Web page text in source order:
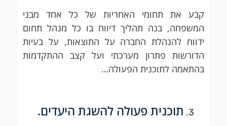
קבע את תחומי האחריות של כל אחד מבני
המשפחה, בנה תהליך דיווח בו כל מנהל תחום
ידווח להנהלת החברה על התוצאות, על בעיות
הדורשות פתרון מערכתי ועל קצב ההתקדמות
בהתאמה לתוכנית הפעולה…
תוכנית פעולה להשגת היעדים.